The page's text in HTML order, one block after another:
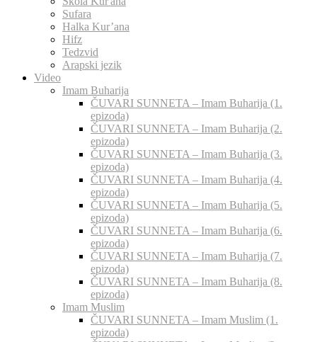
Sufara
Halka Kur’ana
Hifz
Tedzvid
Arapski jezik
Video
Imam Buharija
ČUVARI SUNNETA – Imam Buharija (1.
epizoda)
ČUVARI SUNNETA – Imam Buharija (2.
epizoda)
ČUVARI SUNNETA – Imam Buharija (3.
epizoda)
ČUVARI SUNNETA – Imam Buharija (4.
epizoda)
ČUVARI SUNNETA – Imam Buharija (5.
epizoda)
ČUVARI SUNNETA – Imam Buharija (6.
epizoda)
ČUVARI SUNNETA – Imam Buharija (7.
epizoda)
ČUVARI SUNNETA – Imam Buharija (8.
epizoda)
Imam Muslim
ČUVARI SUNNETA – Imam Muslim (1.
epizoda)